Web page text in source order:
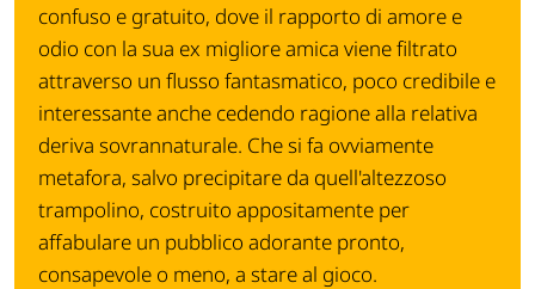
confuso e gratuito, dove il rapporto di amore e
odio con la sua ex migliore amica viene filtrato
attraverso un flusso fantasmatico, poco credibile e
interessante anche cedendo ragione alla relativa
deriva sovrannaturale. Che si fa ovviamente
metafora, salvo precipitare da quell'altezzoso
trampolino, costruito appositamente per
affabulare un pubblico adorante pronto,
consapevole o meno, a stare al gioco.